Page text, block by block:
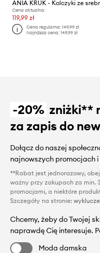
Cena aktualna:
119,99 zł
Cena regularna:149,99 zł
Najniższa cena:149,99 zł
-20% zniżki**
za zapis do
Dołącz do naszej
najnowszych promocjach
**Rabat jest jednorazowy,
ważny przy zakupach za min.
promocjami, a niektóre
Szczegóły na stronie:
Chcemy, żeby do Twojej
naprawdę Cię interesuje.
Moda damska